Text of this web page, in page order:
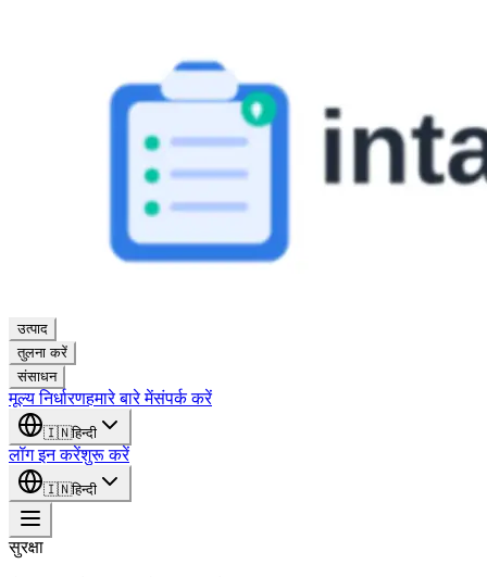
उत्पाद
तुलना करें
संसाधन
मूल्य निर्धारणहमारे बारे मेंसंपर्क करें
🇮🇳हिन्दी
लॉग इन करेंशुरू करें
🇮🇳हिन्दी
सुरक्षा